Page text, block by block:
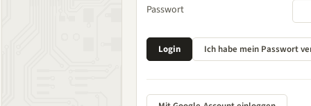
Passwort